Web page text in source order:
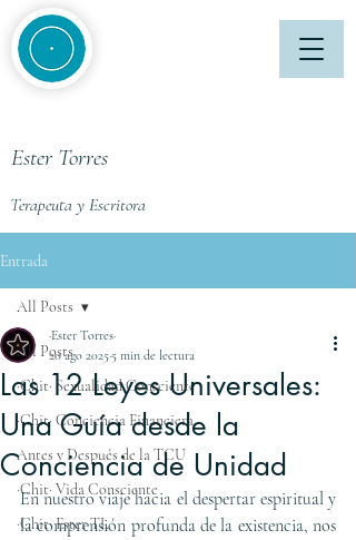
Terapeuta y Escritora
Ester Torres
Entrada
All Posts
·Chit· Sexualidad Consciente
·Chit· Conciencia Financiera
Antes y Después de la TCU
·Chit· Vida Consciente
·Chit· Ester TL
All Posts
Las 12 Leyes Universales:
Una Guía desde la
Conciencia de Unidad
·Ester Torres·
20 ago 20255 min de lectura
En nuestro viaje hacia el despertar espiritual y
la comprensión profunda de la existencia, nos